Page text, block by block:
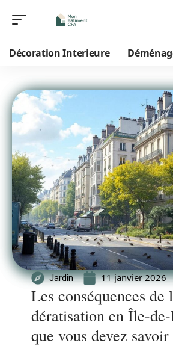
Décoration Interieure
Jardin 11 janvier 2026
Les conséquences de
dératisation en Île-
que vous devez savoir